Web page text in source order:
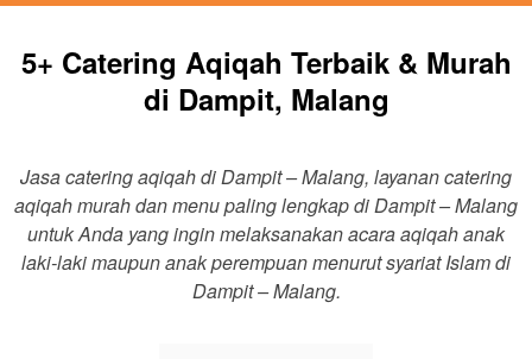
5+ Catering Aqiqah Terbaik & Murah
di Dampit, Malang
Jasa catering aqiqah di Dampit – Malang, layanan catering
aqiqah murah dan menu paling lengkap di Dampit – Malang
untuk Anda yang ingin melaksanakan acara aqiqah anak
laki-laki maupun anak perempuan menurut syariat Islam di
Dampit – Malang.